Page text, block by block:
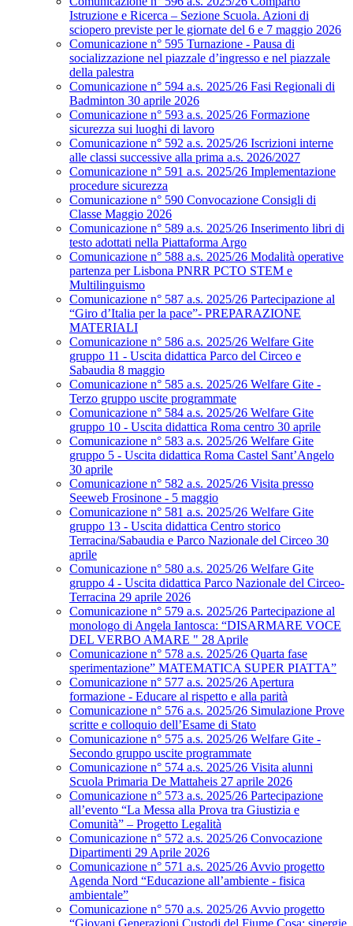
Istruzione e Ricerca – Sezione Scuola. Azioni di
sciopero previste per le giornate del 6 e 7 maggio 2026
Comunicazione n° 595 Turnazione - Pausa di
socializzazione nel piazzale d’ingresso e nel piazzale
della palestra
Comunicazione n° 594 a.s. 2025/26 Fasi Regionali di
Badminton 30 aprile 2026
Comunicazione n° 593 a.s. 2025/26 Formazione
sicurezza sui luoghi di lavoro
Comunicazione n° 592 a.s. 2025/26 Iscrizioni interne
alle classi successive alla prima a.s. 2026/2027
Comunicazione n° 591 a.s. 2025/26 Implementazione
procedure sicurezza
Comunicazione n° 590 Convocazione Consigli di
Classe Maggio 2026
Comunicazione n° 589 a.s. 2025/26 Inserimento libri di
testo adottati nella Piattaforma Argo
Comunicazione n° 588 a.s. 2025/26 Modalità operative
partenza per Lisbona PNRR PCTO STEM e
Multilinguismo
Comunicazione n° 587 a.s. 2025/26 Partecipazione al
“Giro d’Italia per la pace”- PREPARAZIONE
MATERIALI
Comunicazione n° 586 a.s. 2025/26 Welfare Gite
gruppo 11 - Uscita didattica Parco del Circeo e
Sabaudia 8 maggio
Comunicazione n° 585 a.s. 2025/26 Welfare Gite -
Terzo gruppo uscite programmate
Comunicazione n° 584 a.s. 2025/26 Welfare Gite
gruppo 10 - Uscita didattica Roma centro 30 aprile
Comunicazione n° 583 a.s. 2025/26 Welfare Gite
gruppo 5 - Uscita didattica Roma Castel Sant’Angelo
30 aprile
Comunicazione n° 582 a.s. 2025/26 Visita presso
Seeweb Frosinone - 5 maggio
Comunicazione n° 581 a.s. 2025/26 Welfare Gite
gruppo 13 - Uscita didattica Centro storico
Terracina/Sabaudia e Parco Nazionale del Circeo 30
aprile
Comunicazione n° 580 a.s. 2025/26 Welfare Gite
gruppo 4 - Uscita didattica Parco Nazionale del Circeo-
Terracina 29 aprile 2026
Comunicazione n° 579 a.s. 2025/26 Partecipazione al
monologo di Angela Iantosca: “DISARMARE VOCE
DEL VERBO AMARE " 28 Aprile
Comunicazione n° 578 a.s. 2025/26 Quarta fase
sperimentazione” MATEMATICA SUPER PIATTA”
Comunicazione n° 577 a.s. 2025/26 Apertura
formazione - Educare al rispetto e alla parità
Comunicazione n° 576 a.s. 2025/26 Simulazione Prove
scritte e colloquio dell’Esame di Stato
Comunicazione n° 575 a.s. 2025/26 Welfare Gite -
Secondo gruppo uscite programmate
Comunicazione n° 574 a.s. 2025/26 Visita alunni
Scuola Primaria De Mattaheis 27 aprile 2026
Comunicazione n° 573 a.s. 2025/26 Partecipazione
all’evento “La Messa alla Prova tra Giustizia e
Comunità” – Progetto Legalità
Comunicazione n° 572 a.s. 2025/26 Convocazione
Dipartimenti 29 Aprile 2026
Comunicazione n° 571 a.s. 2025/26 Avvio progetto
Agenda Nord “Educazione all’ambiente - fisica
ambientale”
Comunicazione n° 570 a.s. 2025/26 Avvio progetto